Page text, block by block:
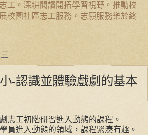
工。深耕閱讀開拓學習視野。推動校
校園社區志工服務。志願服務樂於終
-認識並體驗戲劇的基本
志工初階研習進入動態的課程。
員進入動態的領域，課程緊湊有趣。